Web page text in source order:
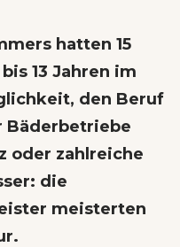
hatten 15
13 Jahren im
den Beruf
Bäderbetriebe
oder zahlreiche
die
meisterten